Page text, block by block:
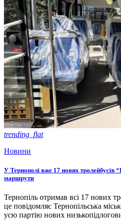
trending_flat
Новини
У Тернополі вже 17 нових тролейбусів
маршрути
Тернопіль отримав всі 17 нових
це повідомляє Тернопільська
усю партію нових